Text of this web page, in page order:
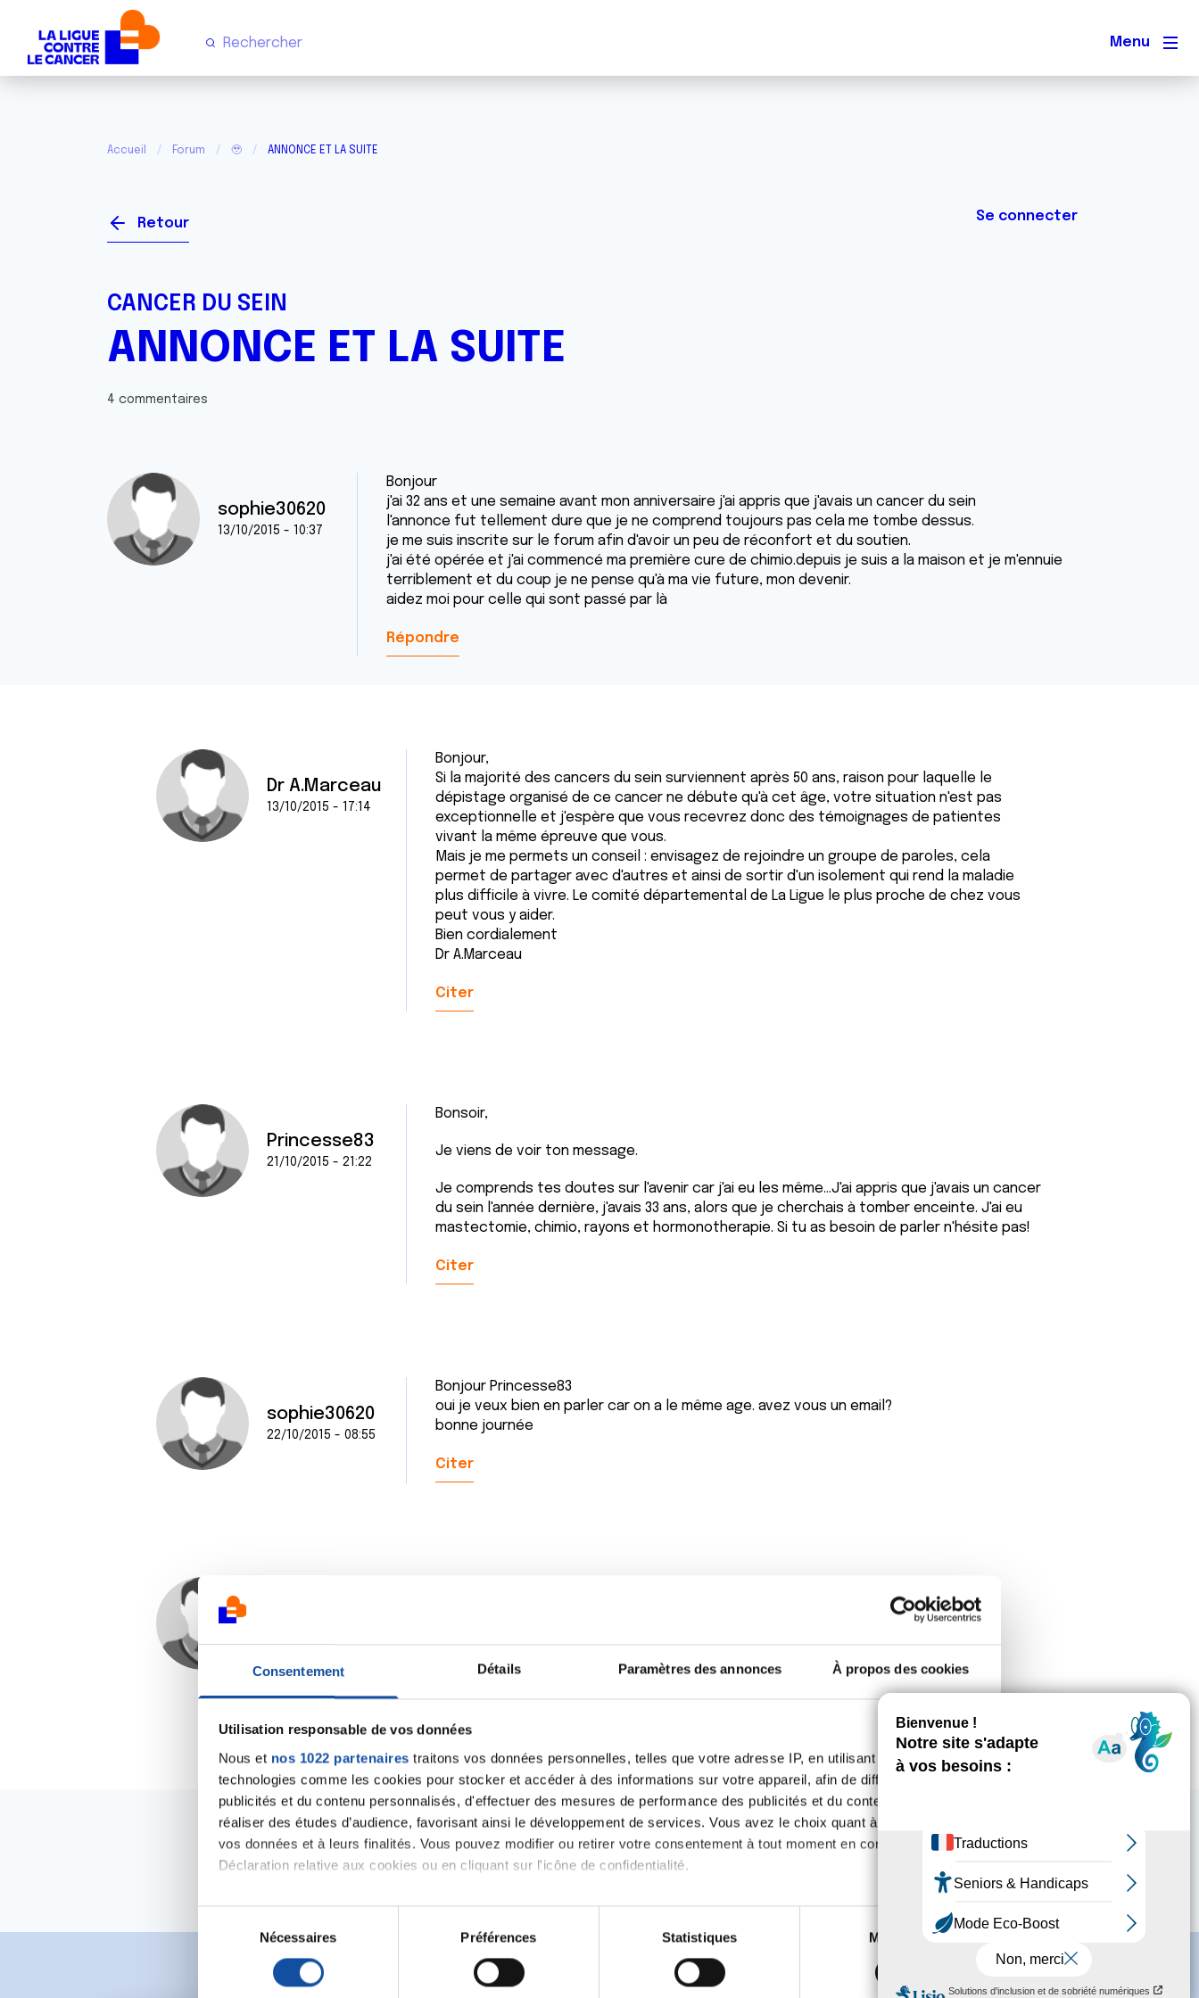
Consentement Détails Paramètres des annonces À propos des cookies
Utilisation responsable de vos données
Nous et nos 1022 partenaires traitons vos données personnelles, telles que votre adresse IP, en utilisant des
technologies comme les cookies pour stocker et accéder à des informations sur votre appareil, afin de diffuser des
publicités et du contenu personnalisés, d'effectuer des mesures de performance des publicités et du contenu, ainsi que de
réaliser des études d’audience, favorisant ainsi le développement de services. Vous avez le choix quant à l'utilisation de
vos données et à leurs finalités. Vous pouvez modifier ou retirer votre consentement à tout moment en consultant la
Déclaration relative aux cookies ou en cliquant sur l'icône de confidentialité.
Si vous le permettez, nous aimerions également :
Collecter des informations sur votre localisation géographique qui peuvent être précises à plusieurs mètres près
digitales).
Nécessaires Préférences Statistiques Marketing
Menu
Accueil Forum 🥹 ANNONCE ET LA SUITE
Retour Se connecter
CANCER DU SEIN
ANNONCE ET LA SUITE
4 commentaires
sophie30620
13/10/2015 - 10:37
Bonjour
j'ai 32 ans et une semaine avant mon anniversaire j'ai appris que j'avais un cancer du sein
l'annonce fut tellement dure que je ne comprend toujours pas cela me tombe dessus.
je me suis inscrite sur le forum afin d'avoir un peu de réconfort et du soutien.
j'ai été opérée et j'ai commencé ma première cure de chimio.depuis je suis a la maison et je m'ennuie
terriblement et du coup je ne pense qu'à ma vie future, mon devenir.
aidez moi pour celle qui sont passé par là
Répondre
Dr A.Marceau
13/10/2015 - 17:14
Bonjour,
Si la majorité des cancers du sein surviennent après 50 ans, raison pour laquelle le
dépistage organisé de ce cancer ne débute qu'à cet âge, votre situation n'est pas
exceptionnelle et j'espère que vous recevrez donc des témoignages de patientes
vivant la même épreuve que vous.
Mais je me permets un conseil : envisagez de rejoindre un groupe de paroles, cela
permet de partager avec d'autres et ainsi de sortir d'un isolement qui rend la maladie
plus difficile à vivre. Le comité départemental de La Ligue le plus proche de chez vous
peut vous y aider.
Bien cordialement
Dr A.Marceau
Citer
Princesse83
21/10/2015 - 21:22
Bonsoir,
Je viens de voir ton message.
Je comprends tes doutes sur l'avenir car j'ai eu les même...J'ai appris que j'avais un cancer
du sein l'année dernière, j'avais 33 ans, alors que je cherchais à tomber enceinte. J'ai eu
mastectomie, chimio, rayons et hormonotherapie. Si tu as besoin de parler n'hésite pas!
Citer
sophie30620
22/10/2015 - 08:55
Bonjour Princesse83
oui je veux bien en parler car on a le même age. avez vous un email?
bonne journée
Citer
C'est très volontiers !
Citer